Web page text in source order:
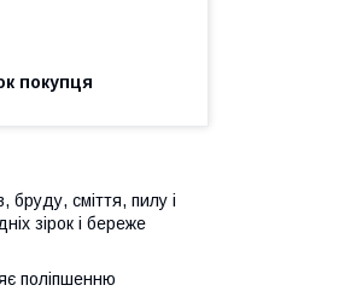
покупця
бруду, сміття, пилу і
зірок і береже
поліпшенню